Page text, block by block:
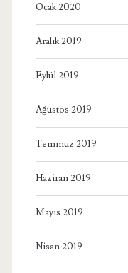
Ocak 2020
Aralık 2019
Eylül 2019
Ağustos 2019
Temmuz 2019
Haziran 2019
Mayıs 2019
Nisan 2019